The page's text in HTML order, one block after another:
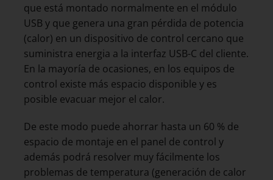
que está montado normalmente en el módulo
USB y que genera una gran pérdida de potencia
(calor) en un dispositivo de control cercano que
suministra energia a la interfaz USB-C del cliente.
En la mayoría de ocasiones, en los equipos de
control existe más espacio disponible y es
posible evacuar mejor el calor.
De este modo puede ahorrar hasta un 60 % de
espacio de montaje en el panel de control y
además podrá resolver muy fácilmente los
problemas de temperatura (generación de calor